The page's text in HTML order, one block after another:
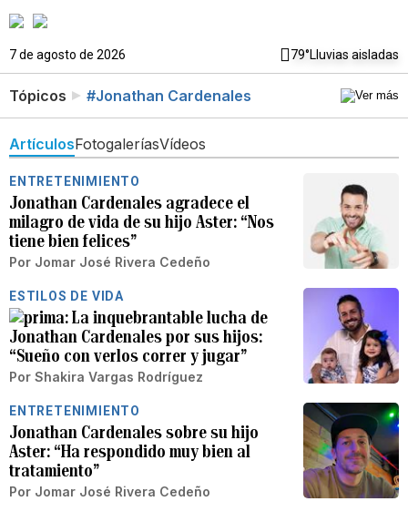
7 de agosto de 2026 79°Lluvias aisladas
Tópicos #Jonathan Cardenales
ArtículosFotogaleríasVídeos
ENTRETENIMIENTO
Jonathan Cardenales agradece el
milagro de vida de su hijo Aster: “Nos
tiene bien felices”
Por Jomar José Rivera Cedeño
ESTILOS DE VIDA
La inquebrantable lucha de
Jonathan Cardenales por sus hijos:
“Sueño con verlos correr y jugar”
Por Shakira Vargas Rodríguez
ENTRETENIMIENTO
Jonathan Cardenales sobre su hijo
Aster: “Ha respondido muy bien al
tratamiento”
Por Jomar José Rivera Cedeño